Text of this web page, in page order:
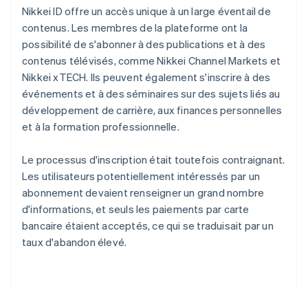
Nikkei ID offre un accès unique à un large éventail de
contenus. Les membres de la plateforme ont la
possibilité de s'abonner à des publications et à des
contenus télévisés, comme Nikkei Channel Markets et
Nikkei xTECH. Ils peuvent également s'inscrire à des
événements et à des séminaires sur des sujets liés au
développement de carrière, aux finances personnelles
et à la formation professionnelle.
Le processus d'inscription était toutefois contraignant.
Les utilisateurs potentiellement intéressés par un
abonnement devaient renseigner un grand nombre
d'informations, et seuls les paiements par carte
bancaire étaient acceptés, ce qui se traduisait par un
taux d'abandon élevé.